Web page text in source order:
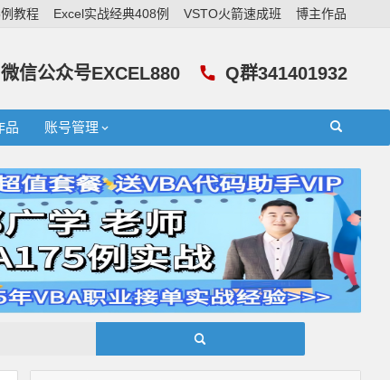
教程 Excel实战经典408例 VSTO火箭速成班 博主作品
Q群341401932
微信公众号EXCEL880
品 账号管理